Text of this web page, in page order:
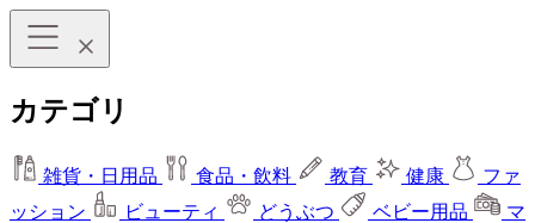
カテゴリ
雑貨・日用品 食品・飲料 教育 健康
ファ
ッション
ビューティ どうぶつ ベビー用品
マ